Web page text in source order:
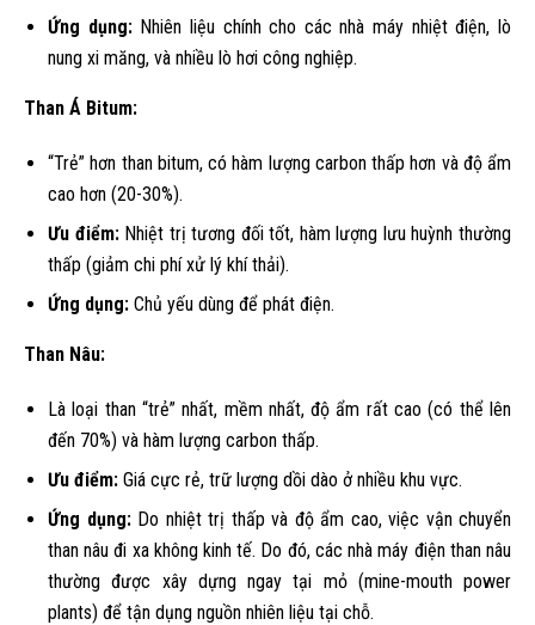
Ứng dụng:Nhiên liệu chính cho các nhà máy nhiệt điện, lò
nung xi măng, và nhiều lò hơi công nghiệp.
Than Á Bitum:
“Trẻ” hơn than bitum, có hàm lượng carbon thấp hơn và độ ẩm
cao hơn (20-30%).
Ưu điểm:Nhiệt trị tương đối tốt, hàm lượng lưu huỳnh thường
thấp (giảm chi phí xử lý khí thải).
Ứng dụng: Chủ yếu dùng để phát điện.
Than Nâu:
Là loại than “trẻ” nhất, mềm nhất, độ ẩm rất cao (có thể lên
đến 70%) và hàm lượng carbon thấp.
Ưu điểm: Giá cực rẻ, trữ lượng dồi dào ở nhiều khu vực.
Ứng dụng:Do nhiệt trị thấp và độ ẩm cao, việc vận chuyển
than nâu đi xa không kinh tế. Do đó, các nhà máy điện than nâu
thường được xây dựng ngay tại mỏ (mine-mouth power
plants) để tận dụng nguồn nhiên liệu tại chỗ.